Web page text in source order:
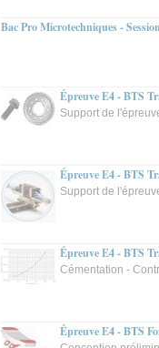
Bac Pro Microtechniques -
Épreuve E4 - BTS
Support de
Épreuve E4 - BTS
Support de
Épreuve E4 - BTS
Cémentation -
Épreuve E4 - BTS